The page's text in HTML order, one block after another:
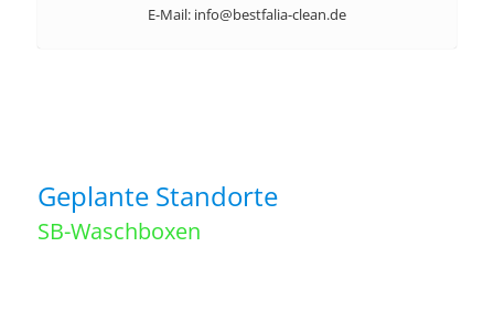
E-Mail: info@bestfalia-clean.de
Geplante Standorte
SB-Waschboxen